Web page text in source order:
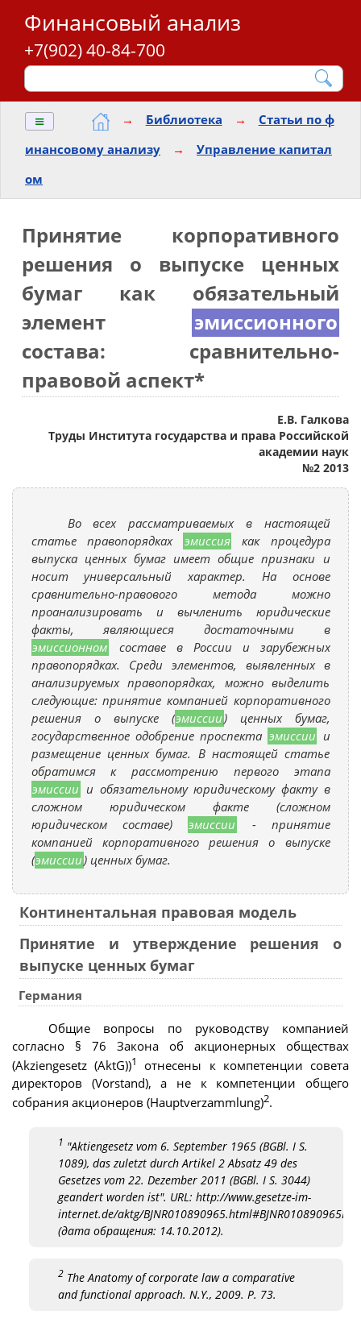
Финансовый анализ
+7(902) 40-84-700
≡ → Библиотека →
Статьи по ф
инансовому анализу
→
Управление капитал
ом
Принятие корпоративного
решения о выпуске ценных
бумаг как обязательный
элемент
эмиссионного
состава: сравнительно-
правовой аспект*
Е.В. Галкова
Труды Института государства и права Российской
академии наук
№2 2013
Во всех рассматриваемых в настоящей
статье правопорядках эмиссия как процедура
выпуска ценных бумаг имеет общие признаки и
носит универсальный характер. На основе
сравнительно-правового метода можно
проанализировать и вычленить юридические
факты, являющиеся достаточными в
эмиссионном составе в России и зарубежных
правопорядках. Среди элементов, выявленных в
анализируемых правопорядках, можно выделить
следующие: принятие компанией корпоративного
решения о выпуске (эмиссии ) ценных бумаг,
государственное одобрение проспекта эмиссии и
размещение ценных бумаг. В настоящей статье
обратимся к рассмотрению первого этапа
эмиссии и обязательному юридическому факту в
сложном юридическом факте (сложном
юридическом составе) эмиссии
- принятие
компанией корпоративного решения о выпуске
(эмиссии ) ценных бумаг.
Континентальная правовая модель
Принятие и утверждение решения о
выпуске ценных бумаг
Германия
Общие вопросы по руководству компанией
согласно § 76 Закона об акционерных обществах
(Akziengesetz (AktG))1
отнесены к компетенции совета
директоров (Vorstand), а не к компетенции общего
собрания акционеров (Hauptverzammlung)2.
1 "Aktiengesetz vom 6. September 1965 (BGBl. I S.
1089), das zuletzt durch Artikel 2 Absatz 49 des
Gesetzes vom 22. Dezember 2011 (BGBl. I S. 3044)
geandert worden ist". URL: http://www.gesetze-im-
internet.de/aktg/
(дата обращения: 14.10.2012).
2 The Anatomy of corporate law a comparative
and functional approach. N.Y., 2009. P. 73.